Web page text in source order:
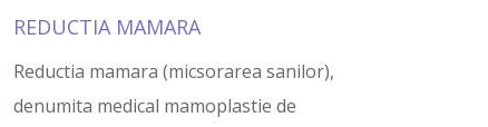
REDUCTIA MAMARA
Reductia mamara (micsorarea sanilor),
denumita medical mamoplastie de